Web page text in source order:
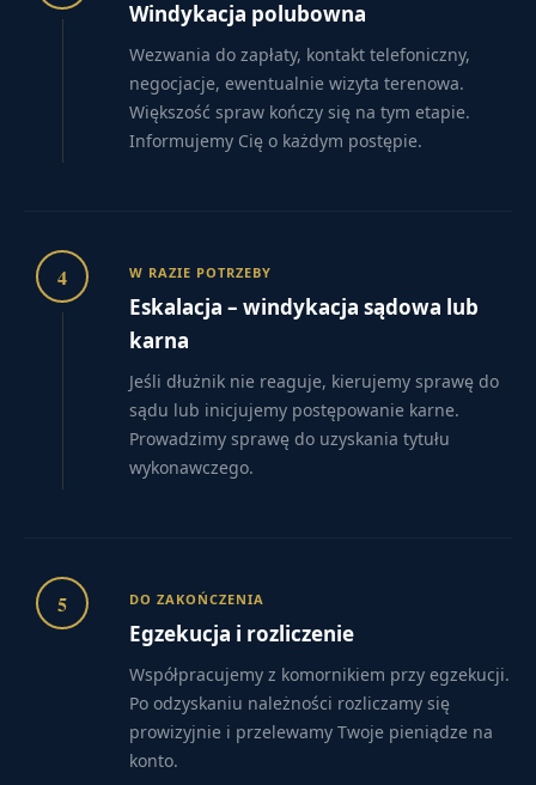
Windykacja polubowna
Wezwania do zapłaty, kontakt telefoniczny,
negocjacje, ewentualnie wizyta terenowa.
Większość spraw kończy się na tym etapie.
Informujemy Cię o każdym postępie.
4 W RAZIE POTRZEBY
Eskalacja – windykacja sądowa lub
karna
Jeśli dłużnik nie reaguje, kierujemy sprawę do
sądu lub inicjujemy postępowanie karne.
Prowadzimy sprawę do uzyskania tytułu
wykonawczego.
5 DO ZAKOŃCZENIA
Egzekucja i rozliczenie
Współpracujemy z komornikiem przy egzekucji.
Po odzyskaniu należności rozliczamy się
prowizyjnie i przelewamy Twoje pieniądze na
konto.